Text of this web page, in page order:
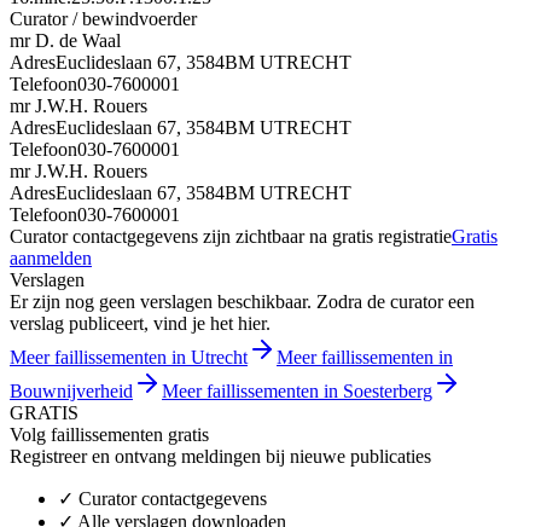
Curator / bewindvoerder
mr D. de Waal
AdresEuclideslaan 67, 3584BM UTRECHT
Telefoon030-7600001
mr J.W.H. Rouers
AdresEuclideslaan 67, 3584BM UTRECHT
Telefoon030-7600001
mr J.W.H. Rouers
AdresEuclideslaan 67, 3584BM UTRECHT
Telefoon030-7600001
Curator contactgegevens zijn zichtbaar na gratis registratieGratis
aanmelden
Verslagen
Er zijn nog geen verslagen beschikbaar. Zodra de curator een
verslag publiceert, vind je het hier.
Meer faillissementen in Utrecht
Meer faillissementen in
Bouwnijverheid
Meer faillissementen in Soesterberg
GRATIS
Volg faillissementen gratis
Registreer en ontvang meldingen bij nieuwe publicaties
✓ Curator contactgegevens
✓ Alle verslagen downloaden